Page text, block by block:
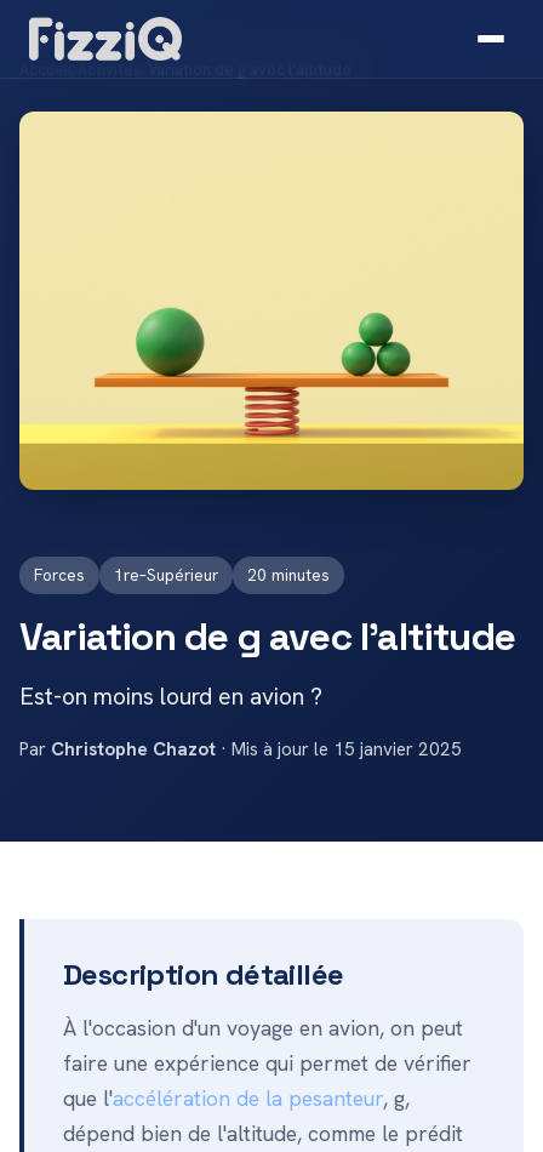
Forces 1re–Supérieur 20 minutes
Variation de g avec l'altitude
Est-on moins lourd en avion ?
Par Christophe Chazot · Mis à jour le 15 janvier 2025
Description détaillée
À l'occasion d'un voyage en avion, on peut
faire une expérience qui permet de vérifier
que l'accélération de la pesanteur, g,
dépend bien de l'altitude, comme le prédit